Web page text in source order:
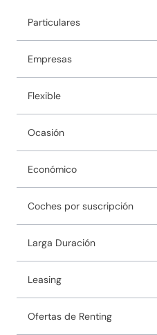
Particulares
Empresas
Flexible
Ocasión
Económico
Coches por suscripción
Larga Duración
Leasing
Ofertas de Renting